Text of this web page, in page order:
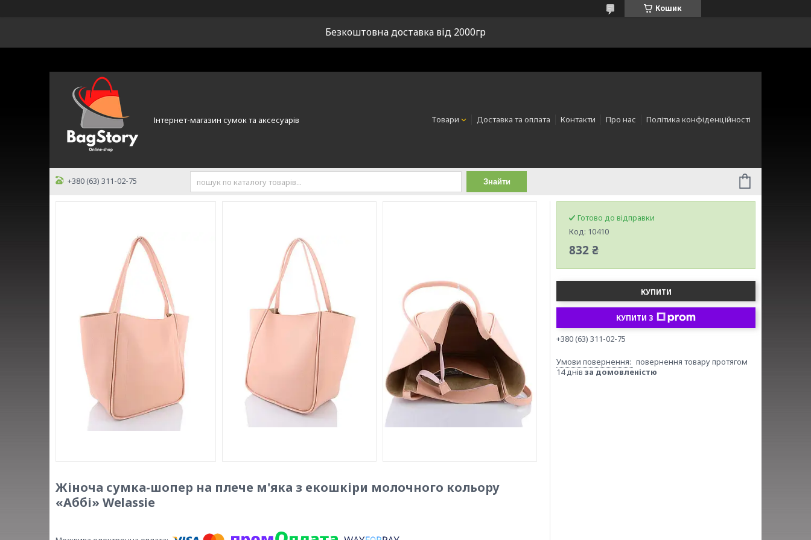
Кошик
Безкоштовна доставка від 2000гр
Інтернет-магазин сумок та аксесуарів Товари Доставка та оплата Контакти Про нас Політика конфіденційності
+380 (63) 311-02-75 Знайти
Жіноча сумка-шопер на плече м'яка з екошкіри молочного кольору
«Аббі» Welassie
Готово до відправки
Код: 10410
832 ₴
КУПИТИ
КУПИТИ З
+380 (63) 311-02-75
повернення товару протягом
14 днів за домовленістю